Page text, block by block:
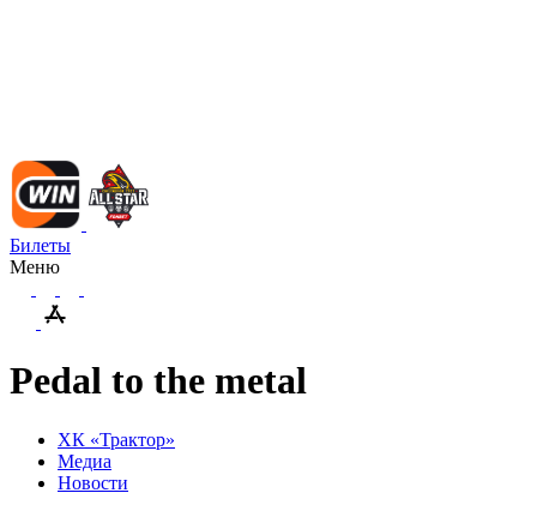
Билеты
Меню
Pedal to the metal
ХК «Трактор»
Медиа
Новости